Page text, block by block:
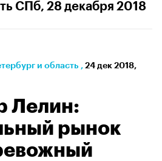
СПб, 28 декабря 2018
и область , 24 дек 2018,
Лелин:
рынок